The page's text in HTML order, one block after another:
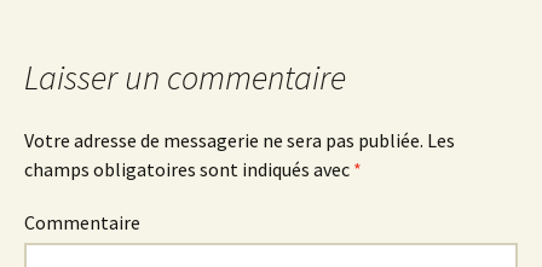
des
articles
Laisser un commentaire
Votre adresse de messagerie ne sera pas publiée. Les
champs obligatoires sont indiqués avec *
Commentaire